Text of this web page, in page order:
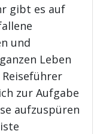
gibt es auf
und
Leben
zur Aufgabe
aufzuspüren